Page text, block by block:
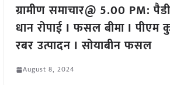
ग्रामीण समाचार@ 5.00 PM:
धान रोपाई I फसल बीमा I पीएम
रबर उत्पादन I सोयाबीन फसल
August 8, 2024